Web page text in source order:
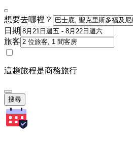
想要去哪裡？
日期
旅客
這趟旅程是商務旅行
搜尋